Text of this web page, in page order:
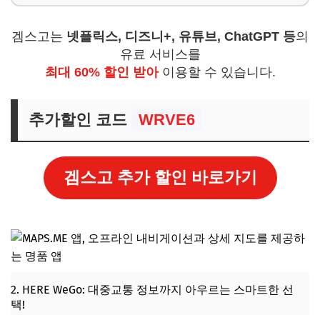
겜스고는 넷플릭스, 디즈니+, 유튜브, ChatGPT 등의
유료 서비스를
최대 60% 할인 받아이용할 수 있습니다.
추가할인 코드 WRVE6
겜스고 추가 할인 바로가기
2. HERE WeGo: 대중교통 정보까지 아우르는 스마트한 선
택!